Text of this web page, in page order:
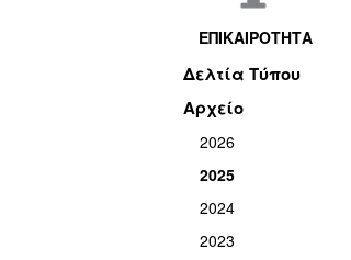
ΕΠΙΚΑΙΡΟΤΗΤΑ
Δελτία Τύπου
Αρχείο
2026
2025
2024
2023